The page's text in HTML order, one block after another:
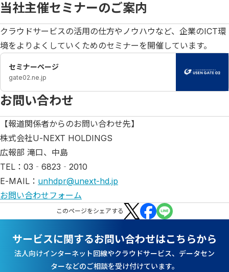
当社主催セミナーのご案内
クラウドサービスの活用の仕方やノウハウなど、企業のICT環
境をよりよくしていくためのセミナーを開催しています。
セミナーページ
gate02.ne.jp
お問い合わせ
【報道関係者からのお問い合わせ先】
株式会社U-NEXT HOLDINGS
広報部 滝口、中島
TEL：03‐6823‐2010
E-MAIL： unhdpr@unext-hd.jp
お問い合わせフォーム
このページをシェアする
サービスに関するお問い合わせはこちらから
法人向けインターネット回線やクラウドサービス、データセン
ターなどのご相談を受け付けています。